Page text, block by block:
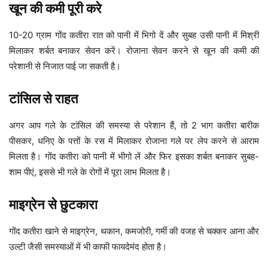
खून की कमी पूरी करे
10-20 ग्राम गोंद कतीरा रात को पानी में भिगो दें और सुबह उसी पानी में मिश्री
मिलाकर शर्बत बनाकर सेवन करें। रोजाना सेवन करने से खून की कमी की
परेशानी से निजात पाई जा सकती है।
टांसिल से राहत
अगर आप गले के टांसिल की समस्या से परेशान हैं, तो 2 भाग कतीरा बारीक
पीसकर, धनिए के पत्तों के रस में मिलाकर रोजाना गले पर लेप करने से आराम
मिलता है। गोंद कतीरा को पानी में भीगो लें और फिर इसका शर्बत बनाकर सुबह-
शाम पीएं, इससे भी गले के रोगों में पूरा लाभ मिलता है।
माइग्रेन से छुटकारा
गोंद कतीरा खाने से माइग्रेन, थकान, कमजोरी, गर्मी की वजह से चक्कर आना और
उल्टी जैसी समस्याओं में भी काफी फायदेमंद होता है।